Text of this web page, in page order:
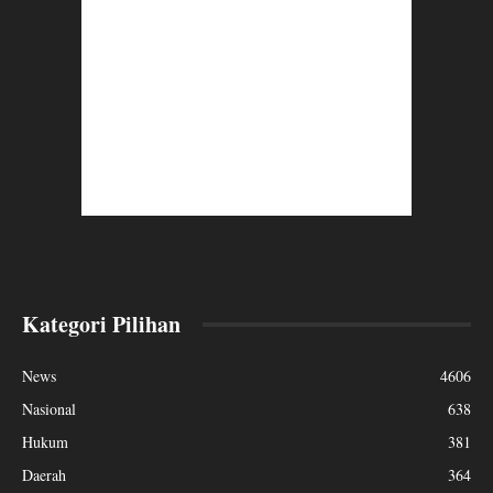
Kategori Pilihan
News
4606
Nasional
638
Hukum
381
Daerah
364